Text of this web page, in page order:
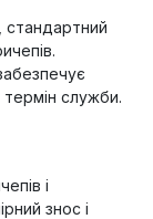
термін служби.
і
знос і